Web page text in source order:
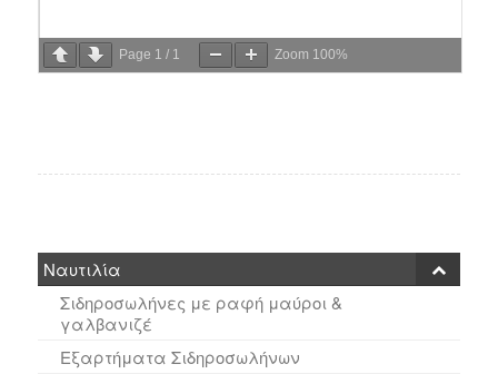
Page 1 / 1 Zoom 100%
Ναυτιλία
Σιδηροσωλήνες με ραφή μαύροι &
γαλβανιζέ
Εξαρτήματα Σιδηροσωλήνων